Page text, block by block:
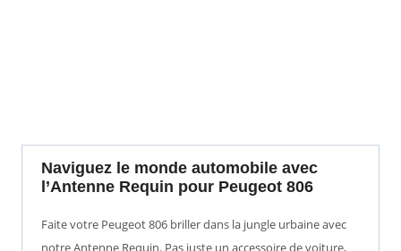
Naviguez le monde automobile avec
l’Antenne Requin pour Peugeot 806
Faite votre Peugeot 806 briller dans la jungle urbaine avec